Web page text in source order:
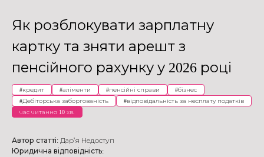
Як розблокувати зарплатну
картку та зняти арешт з
пенсійного рахунку у 2026 році
#кредит #аліменти #пенсійні справи #бізнес
#Дебіторська заборгованість #відповідальність за несплату податків
час читання 10 хв.
Автор статті: Дар'я Недоступ
Юридична відповідність: